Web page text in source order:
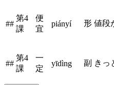
##
第4
課
便
宜
piányí 形 値段
##
第4
課
一
定
yīdìng 副 きっ